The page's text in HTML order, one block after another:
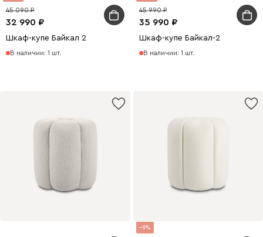
32 990
45 090
Шкаф-купе Байкал 2
В наличии: 1 шт.
35 990
45 990
Шкаф-купе Байкал-2
В наличии: 1 шт.
9